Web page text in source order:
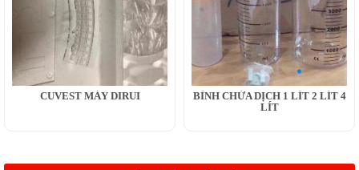
CUVEST MÁY DIRUI
BÌNH CHỨA DỊCH 1 LÍT 2 LÍT 4
LÍT